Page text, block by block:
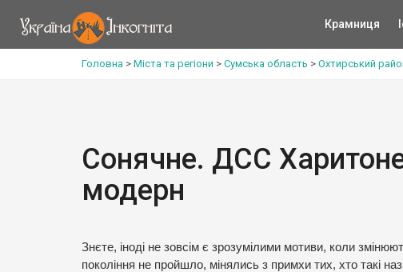
Крамниця
Головна > Міста та регіони > Сумська область > Охтирський
Сонячне. ДСС
модерн
Знєте, іноді не зовсім є зрозумілими мотиви, коли
покоління не пройшло, мінялись з примхи тих, хто такі